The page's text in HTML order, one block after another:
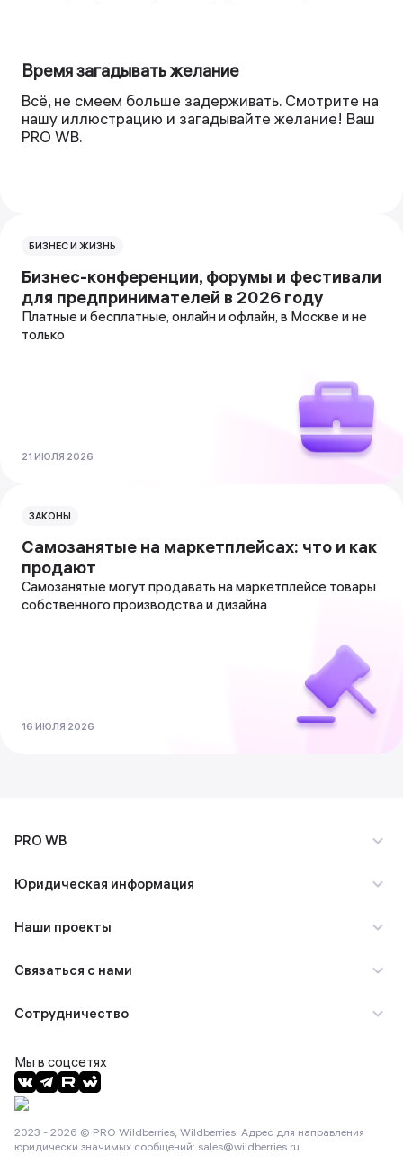
Время загадывать желание
Всё, не смеем больше задерживать. Смотрите на
нашу иллюстрацию и загадывайте желание! Ваш
PRO WB.
БИЗНЕС И ЖИЗНЬ
Бизнес-конференции, форумы и фестивали
для предпринимателей в 2026 году
Платные и бесплатные, онлайн и офлайн, в Москве и не
только
21 ИЮЛЯ 2026
ЗАКОНЫ
Самозанятые на маркетплейсах: что и как
продают
Самозанятые могут продавать на маркетплейсе товары
собственного производства и дизайна
16 ИЮЛЯ 2026
PRO WB
Юридическая информация
Наши проекты
Связаться с нами
Сотрудничество
Мы в соцсетях
2023 - 2026 © PRO Wildberries, Wildberries. Адрес для направления
юридически значимых сообщений: sales@wildberries.ru